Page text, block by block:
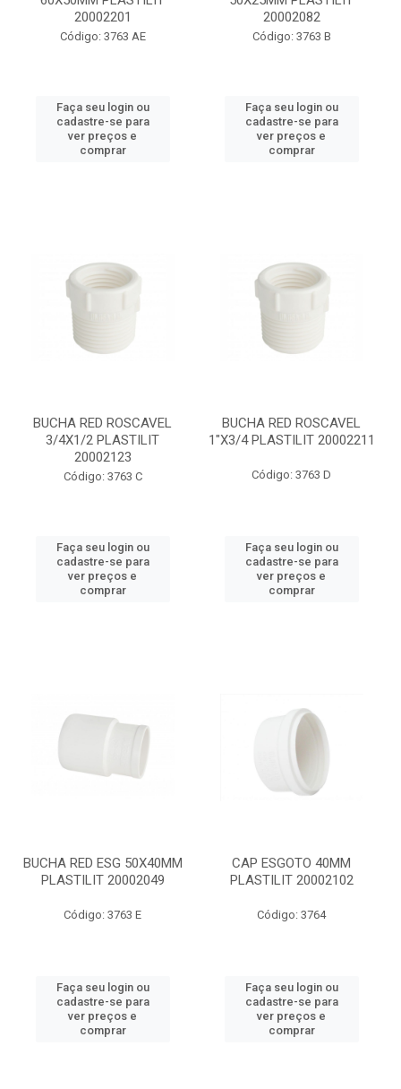
20002201
Código: 3763 AE
Faça seu login ou
cadastre-se para
ver preços e
comprar
20002082
Código: 3763 B
Faça seu login ou
cadastre-se para
ver preços e
comprar
BUCHA RED ROSCAVEL
3/4X1/2 PLASTILIT
20002123
Código: 3763 C
Faça seu login ou
cadastre-se para
ver preços e
comprar
BUCHA RED ROSCAVEL
1"X3/4 PLASTILIT 20002211
Código: 3763 D
Faça seu login ou
cadastre-se para
ver preços e
comprar
BUCHA RED ESG 50X40MM
PLASTILIT 20002049
Código: 3763 E
Faça seu login ou
cadastre-se para
ver preços e
comprar
CAP ESGOTO 40MM
PLASTILIT 20002102
Código: 3764
Faça seu login ou
cadastre-se para
ver preços e
comprar